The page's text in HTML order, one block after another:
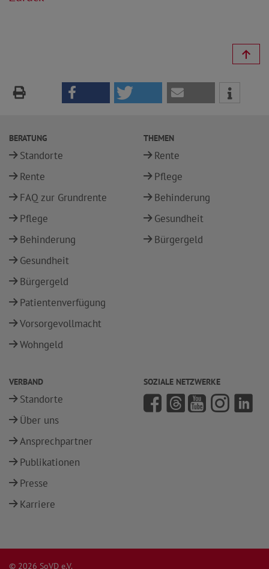
BERATUNG
Standorte
Rente
FAQ zur Grundrente
Pflege
Behinderung
Gesundheit
Bürgergeld
Patientenverfügung
Vorsorgevollmacht
Wohngeld
THEMEN
Rente
Pflege
Behinderung
Gesundheit
Bürgergeld
VERBAND
Standorte
Über uns
Ansprechpartner
Publikationen
Presse
Karriere
SOZIALE NETZWERKE
© 2026 SoVD e.V.